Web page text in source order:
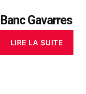
Banc Gavarres
LIRE LA SUITE